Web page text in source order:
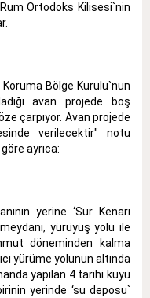
Ortodoks Kilisesi`nin
Bölge Kurulu`nun
avan projede boş
çarpıyor. Avan projede
verilecektir" notu
ayrıca:
yerine ‘Sur Kenarı
yürüyüş yolu ile
döneminden kalma
yürüme yolunun altında
yapılan 4 tarihi kuyu
yerinde ‘su deposu`